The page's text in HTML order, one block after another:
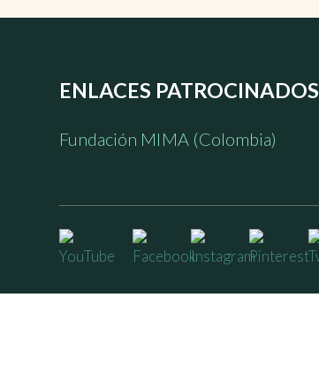
ENLACES PATROCINADOS
Fundación MIMA (Colombia)